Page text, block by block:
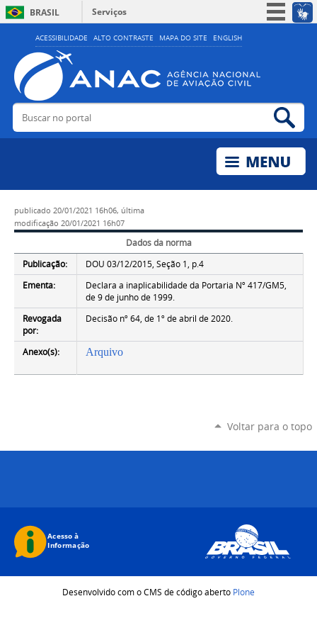
ACESSIBILIDADE ALTO CONTRASTE MAPA DO SITE ENGLISH
BRASIL
Serviços
Simplifique!
Acesso à informação
Legislação
Buscar no portal
publicado 20/01/2021 16h06, última
modificação 20/01/2021 16h07
Dados da norma
Publicação:
DOU 03/12/2015, Seção 1, p.4
Ementa:
Declara a inaplicabilidade da Portaria Nº 417/GM5,
de 9 de junho de 1999.
Revogada
por:
Decisão nº 64, de 1º de abril de 2020.
Anexo(s): Arquivo
Voltar para o topo
Desenvolvido com o CMS de código aberto Plone